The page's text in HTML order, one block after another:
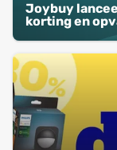
Joybuy
korting en